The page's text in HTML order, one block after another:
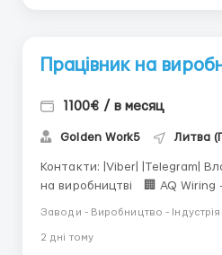
Працівник на
1100€ / в месяц
Golden Work5 Литва
Контакти: |Viber| |Telegram| Владислав
на виробництві 🏢 AQ Wiring –
Зарплата: - 1300–1400 EUR
EUR нетто - Після 3 міс
Додаткові години та премії ...
Заводи - Виробництво - Індустрія
2 днi тому